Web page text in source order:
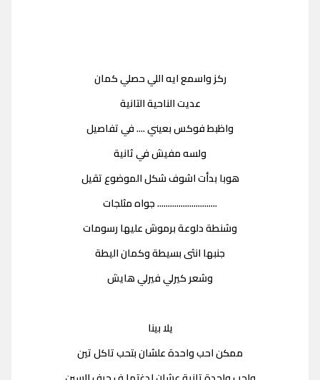
ركز واسمع ايه اللي حصلي كمان
عديت الناحية التانية
واظبط فوكس بعيني .... في تفاصيل
ولسه مفيش في ثانية
هوبا بدأت اشوف شكل الموضوع تقيل
............................ جواه مثلجات
وشنطة دلوعة برموش عليها رسومات
جنبها انثى بسيطة وكمان اليطة
وشعر كيرلي فيرلي هايش
يلا بينا
ممكن احب واحدة علشان بتحب تاكل تين